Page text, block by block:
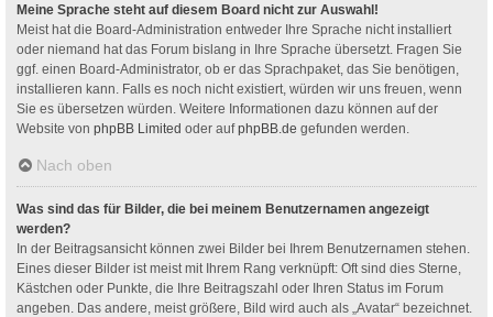
Meine Sprache steht auf diesem Board nicht zur Auswahl!
Meist hat die Board-Administration entweder Ihre Sprache nicht installiert
oder niemand hat das Forum bislang in Ihre Sprache übersetzt. Fragen Sie
ggf. einen Board-Administrator, ob er das Sprachpaket, das Sie benötigen,
installieren kann. Falls es noch nicht existiert, würden wir uns freuen, wenn
Sie es übersetzen würden. Weitere Informationen dazu können auf der
Website von phpBB Limited oder aufphpBB.de gefunden werden.
Nach oben
Was sind das für Bilder, die bei meinem Benutzernamen angezeigt
werden?
In der Beitragsansicht können zwei Bilder bei Ihrem Benutzernamen stehen.
Eines dieser Bilder ist meist mit Ihrem Rang verknüpft: Oft sind dies Sterne,
Kästchen oder Punkte, die Ihre Beitragszahl oder Ihren Status im Forum
angeben. Das andere, meist größere, Bild wird auch als „Avatar“ bezeichnet.